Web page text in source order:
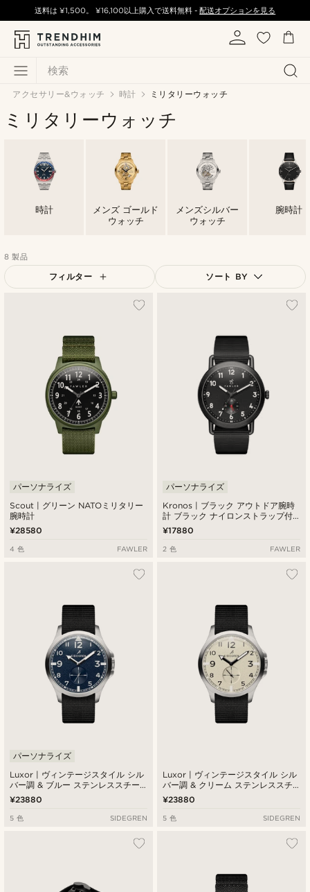
検索
送料は ¥1,500。 ¥16,100以上購入で送料無料 -配送オプションを見る
アクセサリー&ウォッチ 時計 ミリタリーウォッチ
ミリタリーウォッチ
時計
メンズ ゴールド
ウォッチ
メンズシルバー
ウォッチ
腕時計
8 製品
フィルター ソート BY
Scout | グリーン NATOミリタリー
腕時計
パーソナライズ
¥28580
4 色 FAWLER
Kronos | ブラック アウトドア腕時
計 ブラック ナイロンストラップ付
き
パーソナライズ
¥17880
2 色 FAWLER
Luxor | ヴィンテージスタイル シル
バー調 & ブルー ステンレススチー
ルフィールド腕時計
パーソナライズ
¥23880
5 色 SIDEGREN
Luxor | ヴィンテージスタイル シル
バー調 & クリーム ステンレススチ
ールフィールド腕時計
¥23880
5 色 SIDEGREN